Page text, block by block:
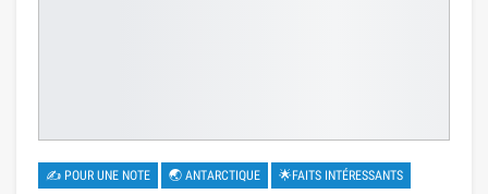
✍ POUR UNE NOTE 🌏 ANTARCTIQUE 🌟FAITS INTÉRESSANTS